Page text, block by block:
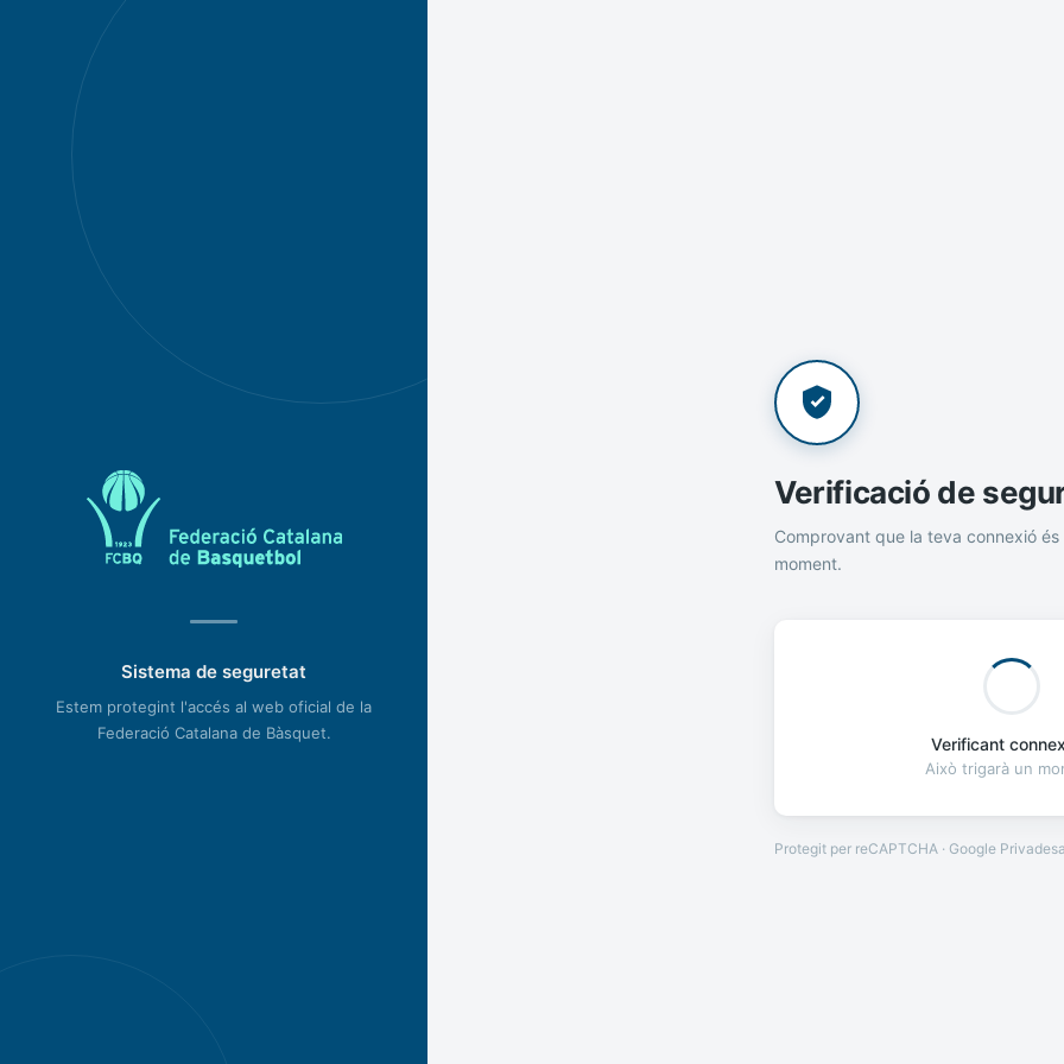
Sistema de seguretat
Estem protegint l'accés al web oficial de la
Federació Catalana de Bàsquet.
Verificació de
Comprovant que la teva connexió és
moment.
Verificant
Això trigarà un
Protegit per reCAPTCHA · Google Privadesa